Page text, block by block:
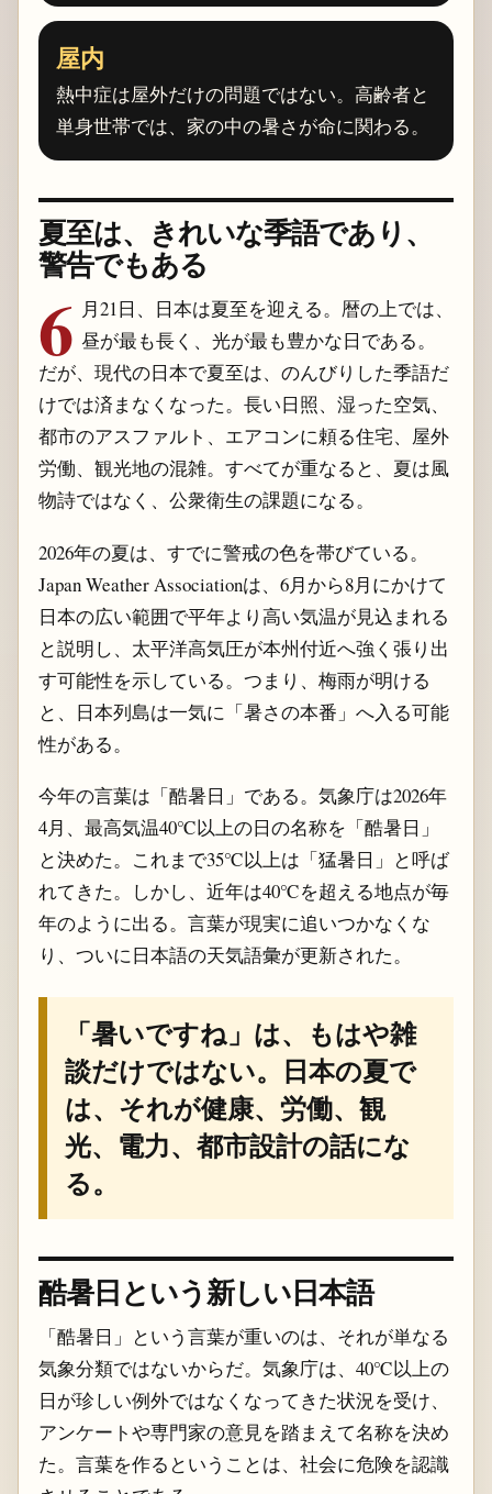
屋内
熱中症は屋外だけの問題ではない。高齢者と
単身世帯では、家の中の暑さが命に関わる。
夏至は、きれいな季語であり、
警告でもある
6 月21日、日本は夏至を迎える。暦の上では、
昼が最も長く、光が最も豊かな日である。
だが、現代の日本で夏至は、のんびりした季語だ
けでは済まなくなった。長い日照、湿った空気、
都市のアスファルト、エアコンに頼る住宅、屋外
労働、観光地の混雑。すべてが重なると、夏は風
物詩ではなく、公衆衛生の課題になる。
2026年の夏は、すでに警戒の色を帯びている。
Japan Weather Associationは、6月から8月にかけて
日本の広い範囲で平年より高い気温が見込まれる
と説明し、太平洋高気圧が本州付近へ強く張り出
す可能性を示している。つまり、梅雨が明ける
と、日本列島は一気に「暑さの本番」へ入る可能
性がある。
今年の言葉は「酷暑日」である。気象庁は2026年
4月、最高気温40℃以上の日の名称を「酷暑日」
と決めた。これまで35℃以上は「猛暑日」と呼ば
れてきた。しかし、近年は40℃を超える地点が毎
年のように出る。言葉が現実に追いつかなくな
り、ついに日本語の天気語彙が更新された。
「暑いですね」は、もはや雑
談だけではない。日本の夏で
は、それが健康、労働、観
光、電力、都市設計の話にな
る。
酷暑日という新しい日本語
「酷暑日」という言葉が重いのは、それが単なる
気象分類ではないからだ。気象庁は、40℃以上の
日が珍しい例外ではなくなってきた状況を受け、
アンケートや専門家の意見を踏まえて名称を決め
た。言葉を作るということは、社会に危険を認識